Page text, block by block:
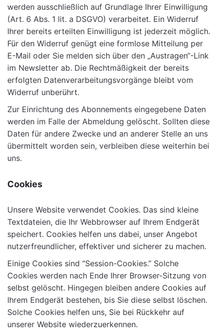
werden ausschließlich auf Grundlage Ihrer Einwilligung
(Art. 6 Abs. 1 lit. a DSGVO) verarbeitet. Ein Widerruf
Ihrer bereits erteilten Einwilligung ist jederzeit möglich.
Für den Widerruf genügt eine formlose Mitteilung per
E-Mail oder Sie melden sich über den „Austragen“-Link
im Newsletter ab. Die Rechtmäßigkeit der bereits
erfolgten Datenverarbeitungsvorgänge bleibt vom
Widerruf unberührt.
Zur Einrichtung des Abonnements eingegebene Daten
werden im Falle der Abmeldung gelöscht. Sollten diese
Daten für andere Zwecke und an anderer Stelle an uns
übermittelt worden sein, verbleiben diese weiterhin bei
uns.
Cookies
Unsere Website verwendet Cookies. Das sind kleine
Textdateien, die Ihr Webbrowser auf Ihrem Endgerät
speichert. Cookies helfen uns dabei, unser Angebot
nutzerfreundlicher, effektiver und sicherer zu machen.
Einige Cookies sind “Session-Cookies.” Solche
Cookies werden nach Ende Ihrer Browser-Sitzung von
selbst gelöscht. Hingegen bleiben andere Cookies auf
Ihrem Endgerät bestehen, bis Sie diese selbst löschen.
Solche Cookies helfen uns, Sie bei Rückkehr auf
unserer Website wiederzuerkennen.